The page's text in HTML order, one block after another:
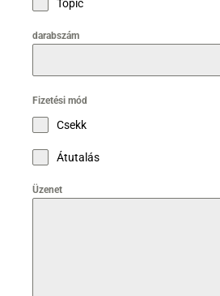
Topic
darabszám
Fizetési mód
Csekk
Átutalás
Üzenet